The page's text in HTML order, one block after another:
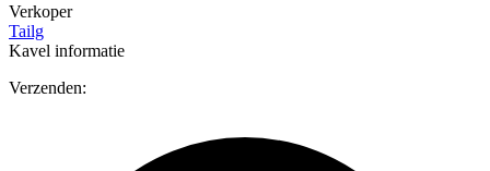
Verkoper
Tailg
Kavel informatie
Verzenden: